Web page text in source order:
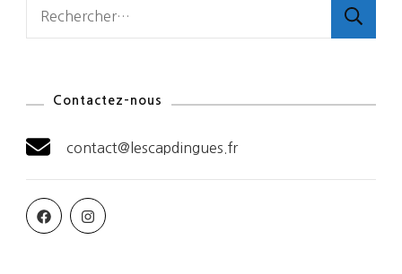
Contactez-nous
contact@lescapdingues.fr